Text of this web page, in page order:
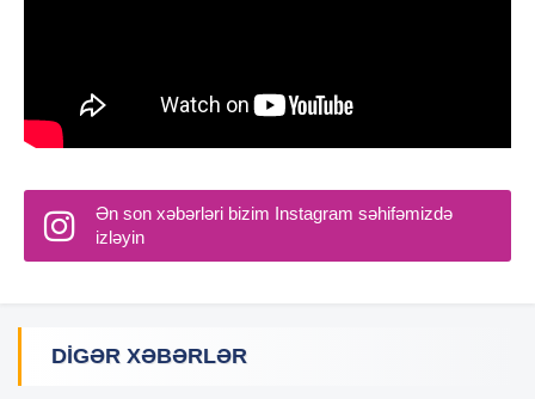
Ən son xəbərləri bizim Instagram səhifəmizdə
izləyin
DIGƏR XƏBƏRLƏR